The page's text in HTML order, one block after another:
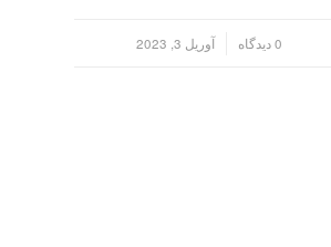
0 دیدگاه آوریل 3, 2023